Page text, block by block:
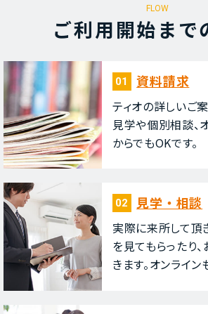
FLOW
ご利⽤開始まで
01 資料請求
ティオの詳しいご
⾒学や個別相談、
からでもOKです。
02 ⾒学・相談
実際に来所して頂
を⾒てもらったり
きます。オンライン